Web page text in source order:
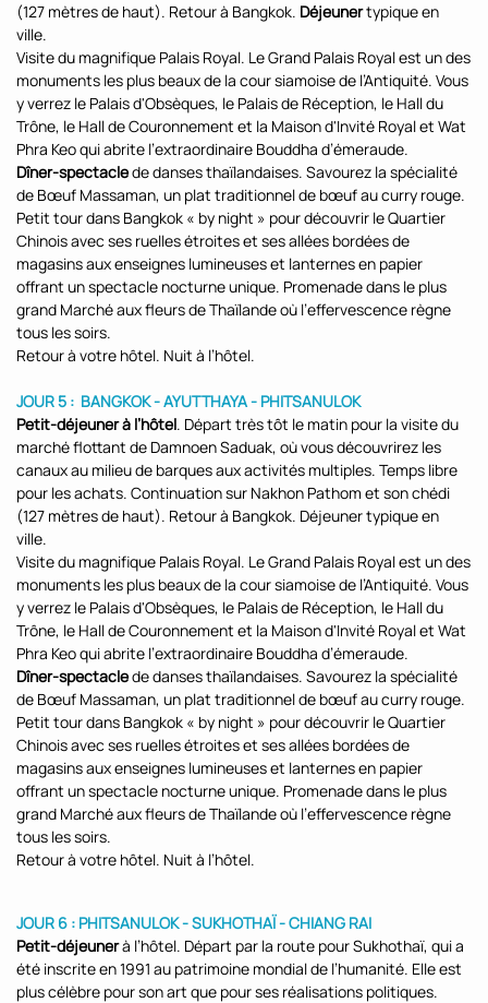
(127 mètres de haut). Retour à Bangkok. Déjeunertypique en
ville.
Visite du magnifique Palais Royal. Le Grand Palais Royal est un des
monuments les plus beaux de la cour siamoise de l’Antiquité. Vous
y verrez le Palais d'Obsèques, le Palais de Réception, le Hall du
Trône, le Hall de Couronnement et la Maison d'Invité Royal et Wat
Phra Keo qui abrite l’extraordinaire Bouddha d’émeraude.
Dîner-spectaclede danses thaïlandaises. Savourez la spécialité
de Bœuf Massaman, un plat traditionnel de bœuf au curry rouge.
Petit tour dans Bangkok « by night » pour découvrir le Quartier
Chinois avec ses ruelles étroites et ses allées bordées de
magasins aux enseignes lumineuses et lanternes en papier
offrant un spectacle nocturne unique. Promenade dans le plus
grand Marché aux fleurs de Thaïlande où l’effervescence règne
tous les soirs.
Retour à votre hôtel. Nuit à l’hôtel.
JOUR 5 : BANGKOK - AYUTTHAYA - PHITSANULOK
Petit-déjeuner à l’hôtel. Départ très tôt le matin pour la visite du
marché flottant de Damnoen Saduak, où vous découvrirez les
canaux au milieu de barques aux activités multiples. Temps libre
pour les achats. Continuation sur Nakhon Pathom et son chédi
(127 mètres de haut). Retour à Bangkok. Déjeuner typique en
ville.
Visite du magnifique Palais Royal. Le Grand Palais Royal est un des
monuments les plus beaux de la cour siamoise de l’Antiquité. Vous
y verrez le Palais d'Obsèques, le Palais de Réception, le Hall du
Trône, le Hall de Couronnement et la Maison d'Invité Royal et Wat
Phra Keo qui abrite l’extraordinaire Bouddha d’émeraude.
Dîner-spectaclede danses thaïlandaises. Savourez la spécialité
de Bœuf Massaman, un plat traditionnel de bœuf au curry rouge.
Petit tour dans Bangkok « by night » pour découvrir le Quartier
Chinois avec ses ruelles étroites et ses allées bordées de
magasins aux enseignes lumineuses et lanternes en papier
offrant un spectacle nocturne unique. Promenade dans le plus
grand Marché aux fleurs de Thaïlande où l’effervescence règne
tous les soirs.
Retour à votre hôtel. Nuit à l’hôtel.
JOUR 6 : PHITSANULOK - SUKHOTHAÏ - CHIANG RAI
Petit-déjeunerà l’hôtel. Départ par la route pour Sukhothaï, qui a
été inscrite en 1991 au patrimoine mondial de l’humanité. Elle est
plus célèbre pour son art que pour ses réalisations politiques.